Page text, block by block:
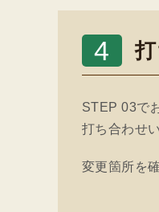
4
STEP 03で
打ち合わせ
変更箇所を